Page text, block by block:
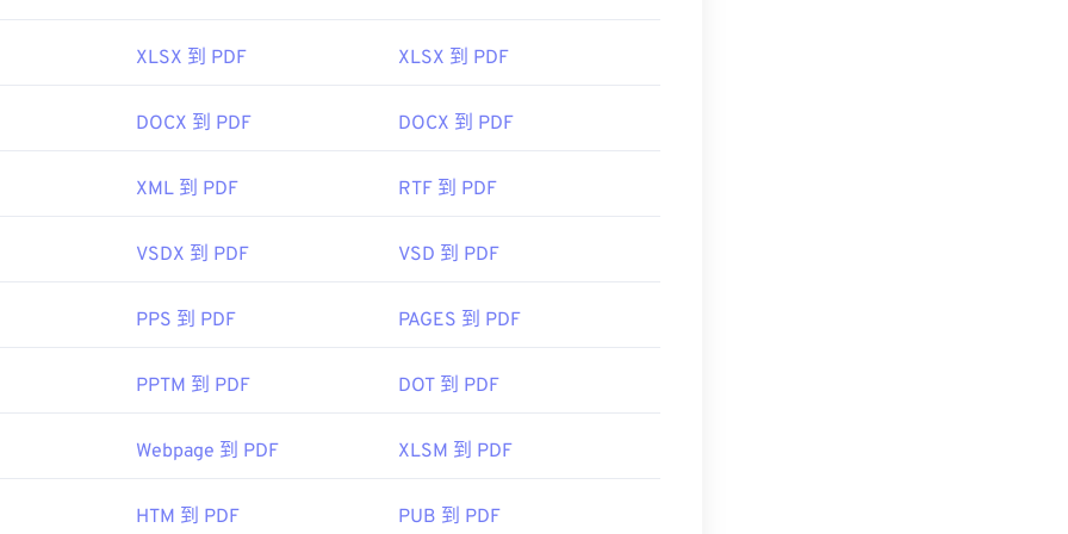
wiki/Portable_Document_Format
XLSX 到 PDF XLSX 到 PDF
DOCX 到 PDF DOCX 到 PDF
XML 到 PDF RTF 到 PDF
VSDX 到 PDF VSD 到 PDF
PPS 到 PDF PAGES 到 PDF
PPTM 到 PDF DOT 到 PDF
Webpage 到 PDF XLSM 到 PDF
HTM 到 PDF PUB 到 PDF